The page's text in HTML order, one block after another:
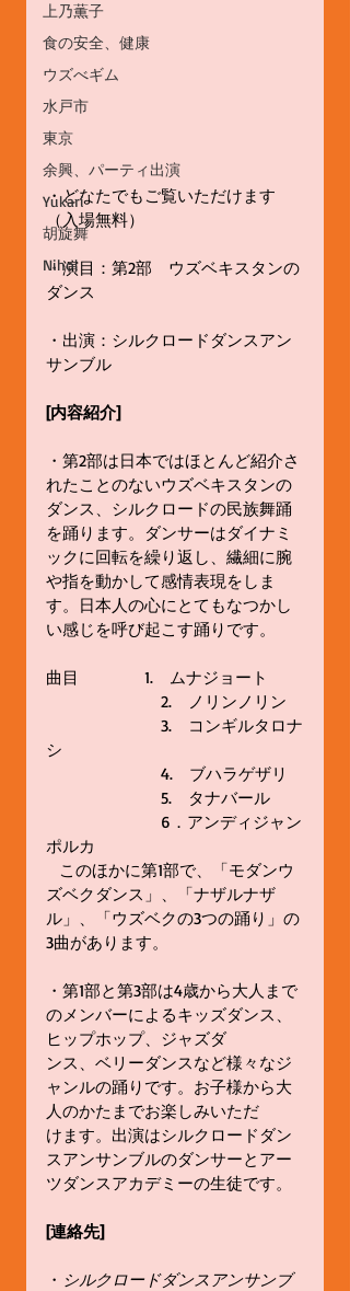
上乃薫子
食の安全、健康
ウズべギム
水戸市
東京
余興、パーティ出演
Yukari
胡旋舞
Nihol
・どなたでもご覧いただけます
（入場無料）
・演目：第2部　ウズベキスタンの
ダンス
・出演：シルクロードダンスアン
サンブル
[内容紹介]
・第2部は日本ではほとんど紹介さ
れたことのないウズベキスタンの
ダンス、シルクロードの民族舞踊
を踊ります。ダンサーはダイナミ
ックに回転を繰り返し、繊細に腕
や指を動かして感情表現をしま
す。日本人の心にとてもなつかし
い感じを呼び起こす踊りです。
曲目　　　　1.　ムナジョート
2.　ノリンノリン
3.　コンギルタロナ
シ
4.　ブハラゲザリ
5.　タナバール
6．アンディジャン
ポルカ
ズベクダンス」、「ナザルナザ
ル」、「ウズベクの3つの踊り」の
3曲があります。
・第1部と第3部は4歳から大人まで
のメンバーによるキッズダンス、
ヒップホップ、ジャズダ
ンス、ベリーダンスなど様々なジ
ャンルの踊りです。お子様から大
人のかたまでお楽しみいただ
けます。出演はシルクロードダン
スアンサンブルのダンサーとアー
ツダンスアカデミーの生徒です。
[連絡先]
・ シルクロードダンスアンサンブ